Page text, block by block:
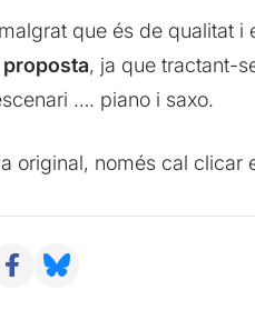
que és de qualitat i
proposta, ja que tractant-
…. piano i saxo.
original, només cal clicar